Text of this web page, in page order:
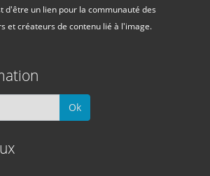
d'être un lien pour la communauté des
et créateurs de contenu lié à l'image.
Ok